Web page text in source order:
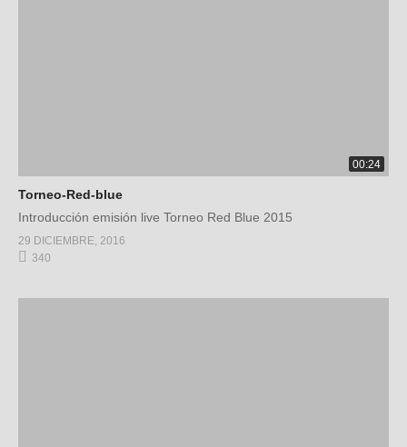
00:24
Torneo-Red-blue
Introducción emisión live Torneo Red Blue 2015
29 DICIEMBRE, 2016
340